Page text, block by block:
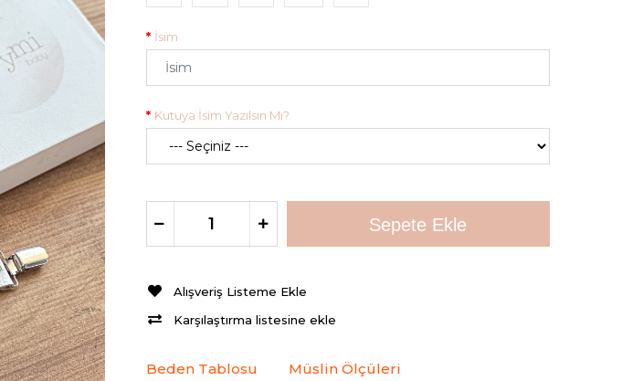
İsim
Kutuya İsim Yazılsın Mı?
Alışveriş Listeme Ekle
Karşılaştırma listesine ekle
Beden Tablosu Müslin Ölçüleri